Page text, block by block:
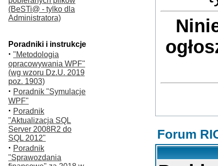
(BeSTi@ - tylko dla
Administratora)
Poradniki i instrukcje
· "Metodologia
opracowywania WPF"
(wg wzoru Dz.U. 2019
poz. 1903)
· Poradnik "Symulacje
WPF"
· Poradnik
"Aktualizacja SQL
Server 2008R2 do
SQL 2012"
· Poradnik
"Sprawozdania
Forum